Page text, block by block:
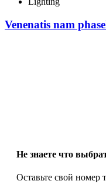
Venenatis nam
Не знаете что
Оставьте свой номер